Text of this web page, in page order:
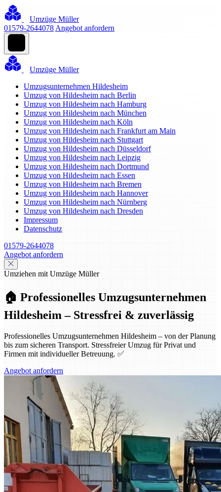
Umzüge Müller
01579-2644078 Angebot anfordern
Umzüge Müller
Umzugsunternehmen Hildesheim
Umzug von Hildesheim nach Berlin
Umzug von Hildesheim nach Hamburg
Umzug von Hildesheim nach München
Umzug von Hildesheim nach Köln
Umzug von Hildesheim nach Frankfurt am Main
Umzug von Hildesheim nach Stuttgart
Umzug von Hildesheim nach Düsseldorf
Umzug von Hildesheim nach Leipzig
Umzug von Hildesheim nach Dortmund
Umzug von Hildesheim nach Essen
Umzug von Hildesheim nach Bremen
Umzug von Hildesheim nach Hannover
Umzug von Hildesheim nach Nürnberg
Umzug von Hildesheim nach Dresden
Impressum
Datenschutz
01579-2644078
Angebot anfordern
Umziehen mit Umzüge Müller
🏠 Professionelles Umzugsunternehmen
Hildesheim – Stressfrei & zuverlässig
Professionelles Umzugsunternehmen Hildesheim – von der Planung
bis zum sicheren Transport. Stressfreier Umzug für Privat und
Firmen mit individueller Betreuung. ✅
Angebot anfordern